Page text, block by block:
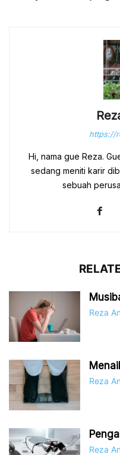
https://
Hi, nama gue Reza.
sedang meniti karir
sebuah
Reza
Reza
Reza